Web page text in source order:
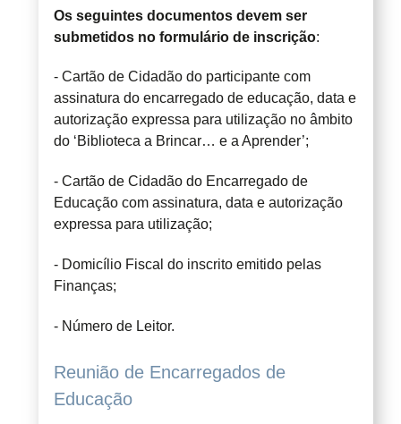
Os seguintes documentos devem ser
submetidos no formulário de inscrição:
- Cartão de Cidadão do participante com
assinatura do encarregado de educação, data e
autorização expressa para utilização no âmbito
do ‘Biblioteca a Brincar… e a Aprender’;
- Cartão de Cidadão do Encarregado de
Educação com assinatura, data e autorização
expressa para utilização;
- Domicílio Fiscal do inscrito emitido pelas
Finanças;
- Número de Leitor.
Reunião de Encarregados de
Educação